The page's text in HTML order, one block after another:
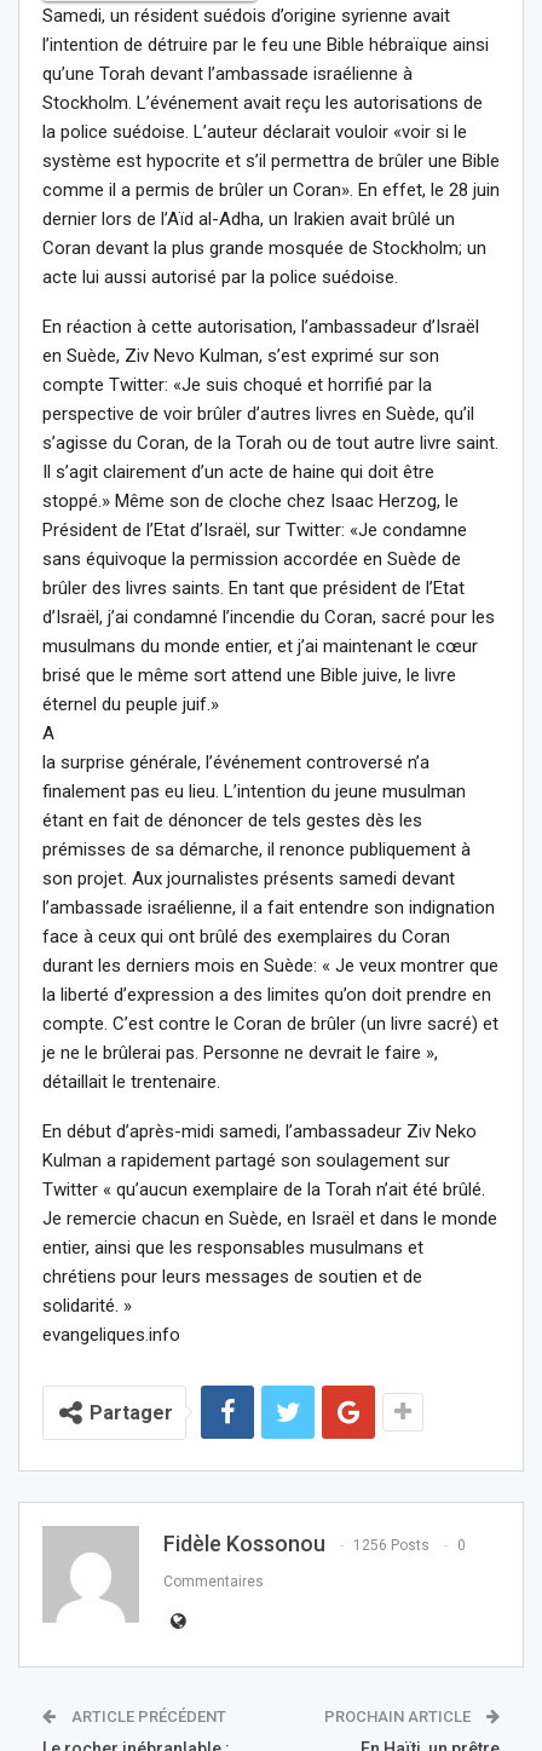
Samedi, un résident suédois d’origine syrienne avait
l’intention de détruire par le feu une Bible hébraïque ainsi
qu’une Torah devant l’ambassade israélienne à
Stockholm. L’événement avait reçu les autorisations de
la police suédoise. L’auteur déclarait vouloir «voir si le
système est hypocrite et s’il permettra de brûler une Bible
comme il a permis de brûler un Coran». En effet, le 28 juin
dernier lors de l’Aïd al-Adha, un Irakien avait brûlé un
Coran devant la plus grande mosquée de Stockholm; un
acte lui aussi autorisé par la police suédoise.
En réaction à cette autorisation, l’ambassadeur d’Israël
en Suède, Ziv Nevo Kulman, s’est exprimé sur son
compte Twitter: «Je suis choqué et horrifié par la
perspective de voir brûler d’autres livres en Suède, qu’il
s’agisse du Coran, de la Torah ou de tout autre livre saint.
Il s’agit clairement d’un acte de haine qui doit être
stoppé.» Même son de cloche chez Isaac Herzog, le
Président de l’Etat d’Israël, sur Twitter: «Je condamne
sans équivoque la permission accordée en Suède de
brûler des livres saints. En tant que président de l’Etat
d’Israël, j’ai condamné l’incendie du Coran, sacré pour les
musulmans du monde entier, et j’ai maintenant le cœur
brisé que le même sort attend une Bible juive, le livre
éternel du peuple juif.»
A
la surprise générale, l’événement controversé n’a
finalement pas eu lieu. L’intention du jeune musulman
étant en fait de dénoncer de tels gestes dès les
prémisses de sa démarche, il renonce publiquement à
son projet. Aux journalistes présents samedi devant
l’ambassade israélienne, il a fait entendre son indignation
face à ceux qui ont brûlé des exemplaires du Coran
durant les derniers mois en Suède: « Je veux montrer que
la liberté d’expression a des limites qu’on doit prendre en
compte. C’est contre le Coran de brûler (un livre sacré) et
je ne le brûlerai pas. Personne ne devrait le faire »,
détaillait le trentenaire.
En début d’après-midi samedi, l’ambassadeur Ziv Neko
Kulman a rapidement partagé son soulagement sur
Twitter « qu’aucun exemplaire de la Torah n’ait été brûlé.
Je remercie chacun en Suède, en Israël et dans le monde
entier, ainsi que les responsables musulmans et
chrétiens pour leurs messages de soutien et de
solidarité. »
evangeliques.info
Partager
Fidèle Kossonou 1256 Posts 0
Commentaires
ARTICLE PRÉCÉDENT PROCHAIN ARTICLE